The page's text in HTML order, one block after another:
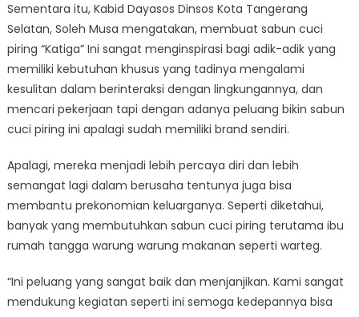
Sementara itu, Kabid Dayasos Dinsos Kota Tangerang
Selatan, Soleh Musa mengatakan, membuat sabun cuci
piring “Katiga” Ini sangat menginspirasi bagi adik-adik yang
memiliki kebutuhan khusus yang tadinya mengalami
kesulitan dalam berinteraksi dengan lingkungannya, dan
mencari pekerjaan tapi dengan adanya peluang bikin sabun
cuci piring ini apalagi sudah memiliki brand sendiri.
Apalagi, mereka menjadi lebih percaya diri dan lebih
semangat lagi dalam berusaha tentunya juga bisa
membantu prekonomian keluarganya. Seperti diketahui,
banyak yang membutuhkan sabun cuci piring terutama ibu
rumah tangga warung warung makanan seperti warteg.
“Ini peluang yang sangat baik dan menjanjikan. Kami sangat
mendukung kegiatan seperti ini semoga kedepannya bisa